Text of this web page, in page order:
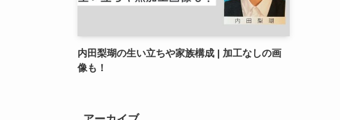
内田梨瑚の生い立ちや家族構成 | 加工なしの画
像も！